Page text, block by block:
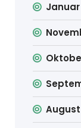
Januar
August